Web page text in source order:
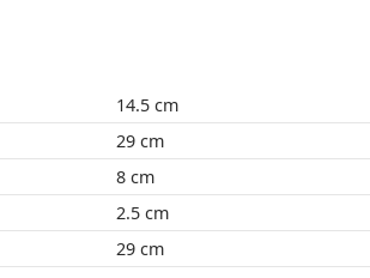
14.5 cm
29 cm
8 cm
2.5 cm
29 cm